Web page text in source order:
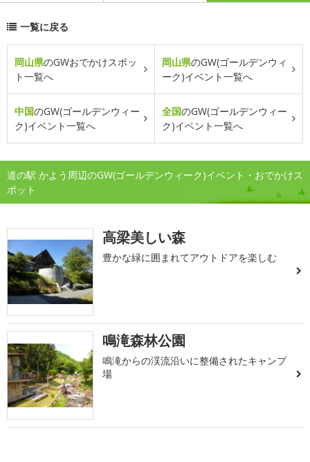
一覧に戻る
岡山県のGWおでかけスポッ
ト一覧へ
岡山県のGW(ゴールデンウィ
ーク)イベント一覧へ
中国のGW(ゴールデンウィー
ク)イベント一覧へ
全国のGW(ゴールデンウィー
ク)イベント一覧へ
道の駅 かよう周辺のGW(ゴールデンウィーク)イベント・おでかけス
ポット
高梁美しい森
豊かな緑に囲まれてアウトドアを楽しむ
鳴滝森林公園
鳴滝からの渓流沿いに整備されたキャンプ
場